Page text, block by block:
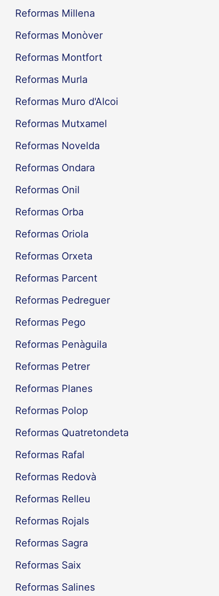
Reformas Millena
Reformas Monòver
Reformas Montfort
Reformas Murla
Reformas Muro d'Alcoi
Reformas Mutxamel
Reformas Novelda
Reformas Ondara
Reformas Onil
Reformas Orba
Reformas Oriola
Reformas Orxeta
Reformas Parcent
Reformas Pedreguer
Reformas Pego
Reformas Penàguila
Reformas Petrer
Reformas Planes
Reformas Polop
Reformas Quatretondeta
Reformas Rafal
Reformas Redovà
Reformas Relleu
Reformas Rojals
Reformas Sagra
Reformas Saix
Reformas Salines